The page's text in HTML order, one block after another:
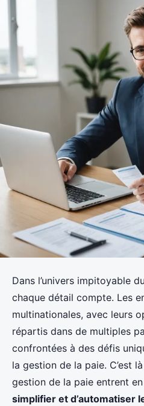
Dans l’univers impitoyable
chaque détail compte. Les
multinationales, avec leurs
répartis dans de multiples
confrontées à des défis
la gestion de la paie. C’est
gestion de la paie entrent en
simplifier et d’automatiser